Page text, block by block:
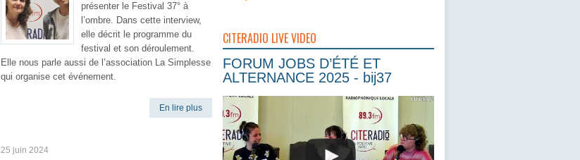
présenter le Festival 37° à
l’ombre. Dans cette interview,
elle décrit le programme du
festival et son déroulement.
Elle nous parle aussi de l’association La Simplesse
qui organise cet événement.
En lire plus
25 juin 2024
CITERADIO LIVE VIDEO
FORUM JOBS D’ÉTÉ ET
ALTERNANCE 2025 - bij37